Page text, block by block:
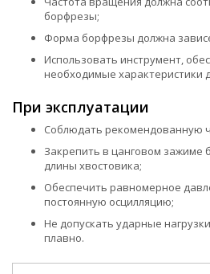
борфрезы;
Форма борфрезы должна
Использовать инструмент,
необходимые характеристики
При эксплуатации
Соблюдать рекомендованную
Закрепить в цанговом зажиме
длины хвостовика;
Обеспечить равномерное
постоянную осцилляцию;
Не допускать ударные
плавно.